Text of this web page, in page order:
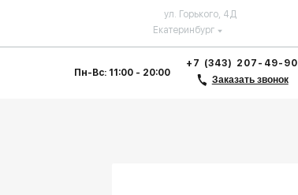
Екатеринбург
ул. Горького, 4Д
Пн-Вс: 11:00 - 20:00
+7 (343) 207-49-90
Заказать звонок